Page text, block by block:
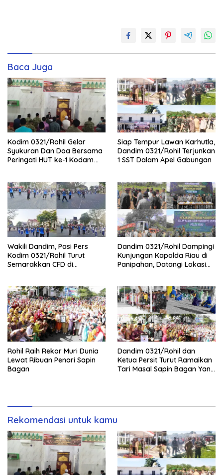
Baca Juga
Kodim 0321/Rohil Gelar
Syukuran Dan Doa Bersama
Peringati HUT ke-1 Kodam
Siap Tempur Lawan Karhutla,
Dandim 0321/Rohil Terjunkan
1 SST Dalam Apel Gabungan
Wakili Dandim, Pasi Pers
Kodim 0321/Rohil Turut
Semarakkan CFD di
Dandim 0321/Rohil Dampingi
Kunjungan Kapolda Riau di
Panipahan, Datangi Lokasi
Rohil Raih Rekor Muri Dunia
Lewat Ribuan Penari Sapin
Bagan
Dandim 0321/Rohil dan
Ketua Persit Turut Ramaikan
Tari Masal Sapin Bagan Yang
Rekomendasi untuk kamu